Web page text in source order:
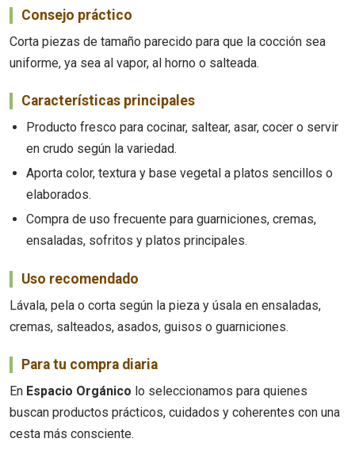
Consejo práctico
Corta piezas de tamaño parecido para que la cocción sea
uniforme, ya sea al vapor, al horno o salteada.
Características principales
Producto fresco para cocinar, saltear, asar, cocer o servir
en crudo según la variedad.
Aporta color, textura y base vegetal a platos sencillos o
elaborados.
Compra de uso frecuente para guarniciones, cremas,
ensaladas, sofritos y platos principales.
Uso recomendado
Lávala, pela o corta según la pieza y úsala en ensaladas,
cremas, salteados, asados, guisos o guarniciones.
Para tu compra diaria
En Espacio Orgánico lo seleccionamos para quienes
buscan productos prácticos, cuidados y coherentes con una
cesta más consciente.